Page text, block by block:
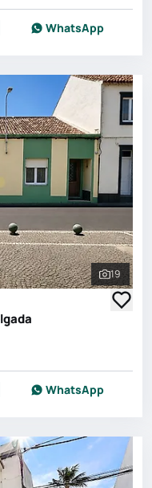
WhatsApp
Ver
19
WhatsApp